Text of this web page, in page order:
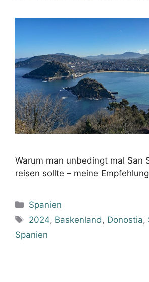
Warum man unbedingt mal San
reisen sollte – meine
Kategorien
Spanien
Schlagwörter
2024, Baskenland , Donostia,
Spanien